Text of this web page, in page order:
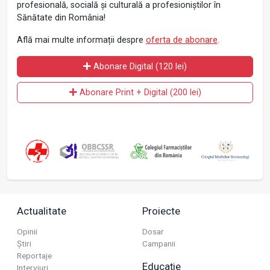
profesională, socială și culturală a profesioniștilor în
Sănătate din România!
Află mai multe informații despre oferta de abonare.
Abonare Digital (120 lei)
Abonare Print + Digital (200 lei)
Actualitate
Opinii
Știri
Reportaje
Interviuri
Proiecte
Dosar
Campanii
Educație